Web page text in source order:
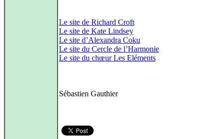
Le site de Richard Croft
Le site de Kate Lindsey
Le site d’Alexandra Coku
Le site du Cercle de l’Harmonie
Le site du chœur Les Eléments
Sébastien Gauthier